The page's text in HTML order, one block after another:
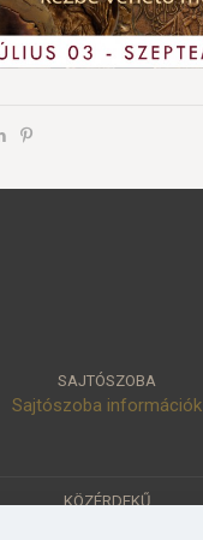
SAJTÓSZOBA
Sajtószoba információk
KÖZÉRDEKŰ